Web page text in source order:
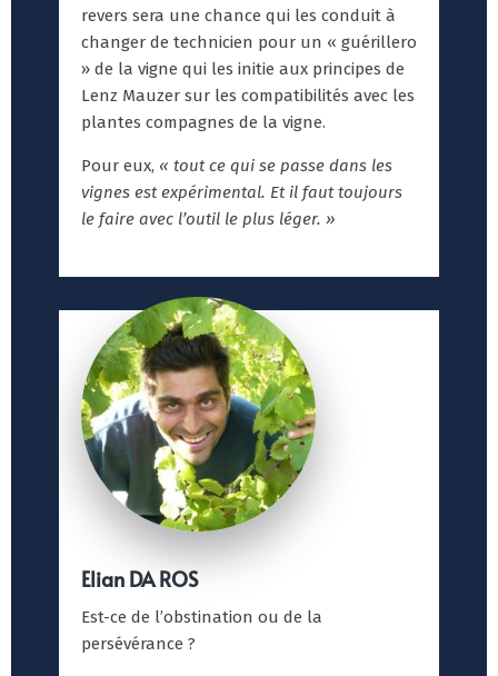
revers sera une chance qui les conduit à
changer de technicien pour un « guérillero
» de la vigne qui les initie aux principes de
Lenz Mauzer sur les compatibilités avec les
plantes compagnes de la vigne.
Pour eux, « tout ce qui se passe dans les
vignes est expérimental. Et il faut toujours
le faire avec l’outil le plus léger. »
Elian DA ROS
Est-ce de l’obstination ou de la
persévérance ?